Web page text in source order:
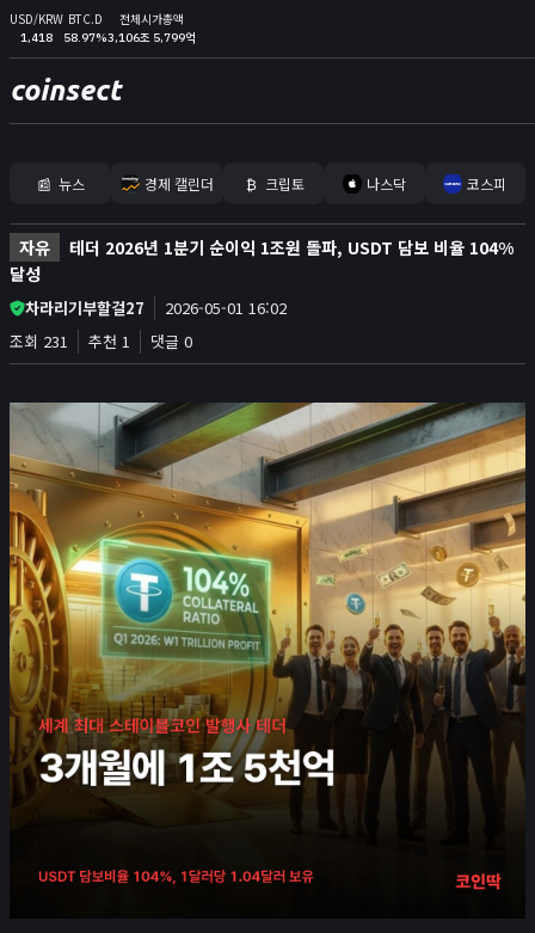
USD/KRW
1,418
BTC.D
58.97%
전체시가총액
3,106조 5,799억
coinsect
홈
커뮤니티
📊 지표
비트멕스 리더보드
고래 입출금
🐳
리치리스트
뉴스/콘텐츠
📰
뉴스
경제 캘린더
비트코인 보유단체
인플루언서
레퍼럴 수익 계산기
시가총액
📰 뉴스 경제 캘린더 ₿ 크립토 나스닥 코스피
자유
테더 2026년 1분기 순이익 1조원 돌파, USDT 담보 비율 104%
달성
차라리기부할걸27
2026-05-01 16:02
조회 231
추천 1 댓글 0